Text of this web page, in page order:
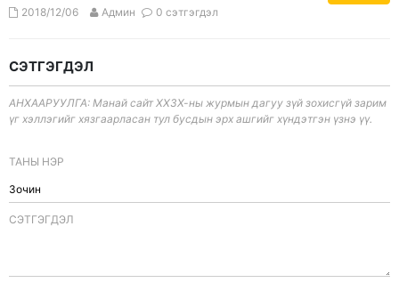
2018/12/06 Админ 0 сэтгэгдэл
СЭТГЭГДЭЛ
АНХААРУУЛГА: Манай сайт ХХЗХ-ны журмын дагуу зүй зохисгүй зарим
үг хэллэгийг хязгаарласан тул бусдын эрх ашгийг хүндэтгэн үзнэ үү.
ТАНЫ НЭР
CЭТГЭГДЭЛ